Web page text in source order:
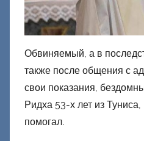
Обвиняемый, а в
также после общения с
свои показания,
Ридха 53-х лет из
помогал.